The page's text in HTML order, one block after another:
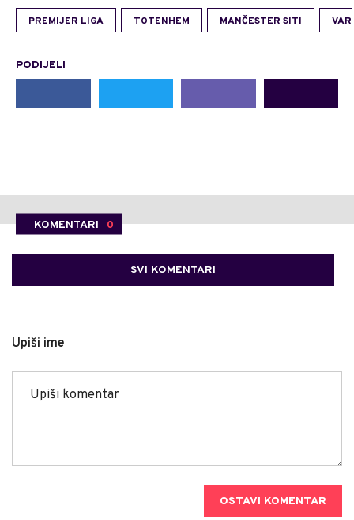
PREMIJER LIGA TOTENHEM MANČESTER SITI
PODIJELI
KOMENTARI 0
SVI KOMENTARI
Upiši ime
OSTAVI KOMENTAR